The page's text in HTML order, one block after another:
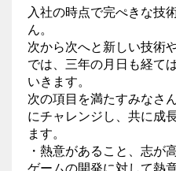
入社の時点で完ぺきな技
ん。
次から次へと新しい技術
では、三年の月日も経て
いきます。
次の項目を満たすみなさ
にチャレンジし、共に成
ます。
・熱意があること、志が